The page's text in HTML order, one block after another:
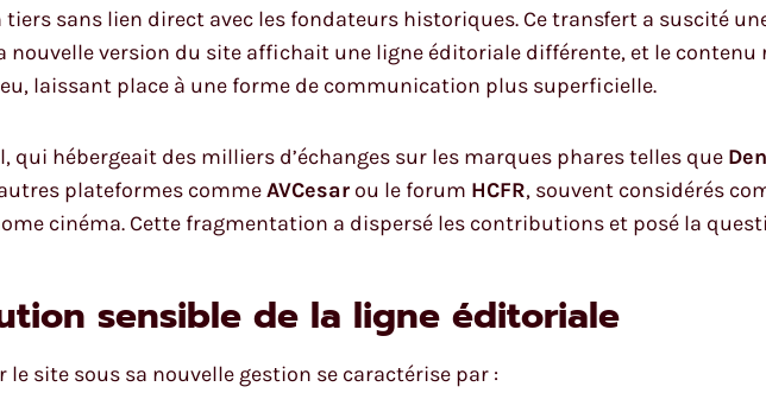
sans lien direct avec les fondateurs historiques. Ce transfert a suscité
nouvelle version du site affichait une ligne éditoriale différente, et le
laissant place à une forme de communication plus superficielle.
qui hébergeait des milliers d’échanges sur les marques phares telles que
plateformes commeAVCesar ou le forum HCFR, souvent considérés
cinéma. Cette fragmentation a dispersé les contributions et posé la
sensible de la ligne éditoriale
le site sous sa nouvelle gestion se caractérise par :